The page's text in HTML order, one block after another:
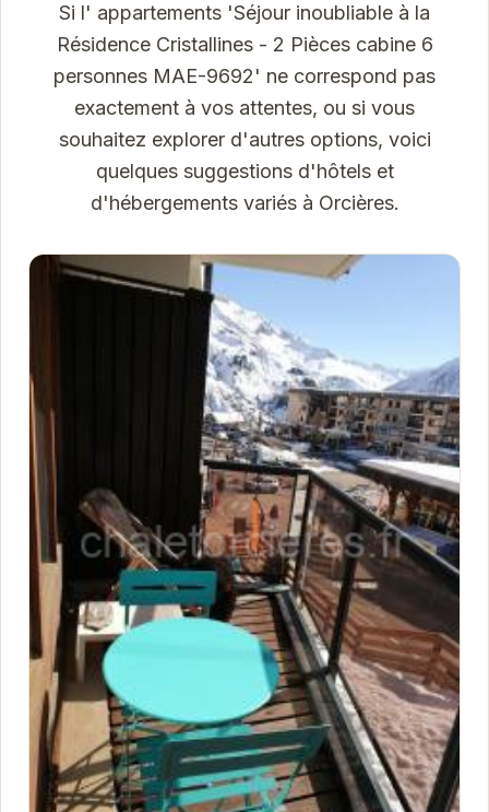
Si l' appartements 'Séjour inoubliable à la
Résidence Cristallines - 2 Pièces cabine 6
personnes MAE-9692' ne correspond pas
exactement à vos attentes, ou si vous
souhaitez explorer d'autres options, voici
quelques suggestions d'hôtels et
d'hébergements variés à Orcières.